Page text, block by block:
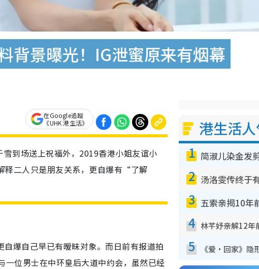
背景曝光！IG泄蜜原来有烟幕
在Google追蹤
《UHK 港生活》
到场送上祝福外，2019香港小姐友谊小
释二人只是朋友关系，更自爆有“了解
爆自己早已有暧昧对象。而日前有报道拍
位男士在中环皇后大道中约会，虽然已经
港生活
1
2
3
4
5